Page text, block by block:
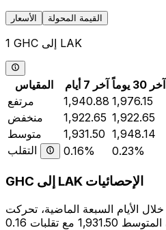
الأسعار القيمة المحولة
1 GHC إلى LAK
المقياس آخر 7 أيام آخر 30 يوماً
مرتفع
1,940.88 1,976.15
منخفض
1,922.65 1,922.65
متوسط
1,931.50 1,948.14
التقلب
0.16% 0.23%
GHC إلى LAK الإحصائيات
خلال الأيام السبعة الماضية، تحركت GHC إلى LAK بين 1,922.65